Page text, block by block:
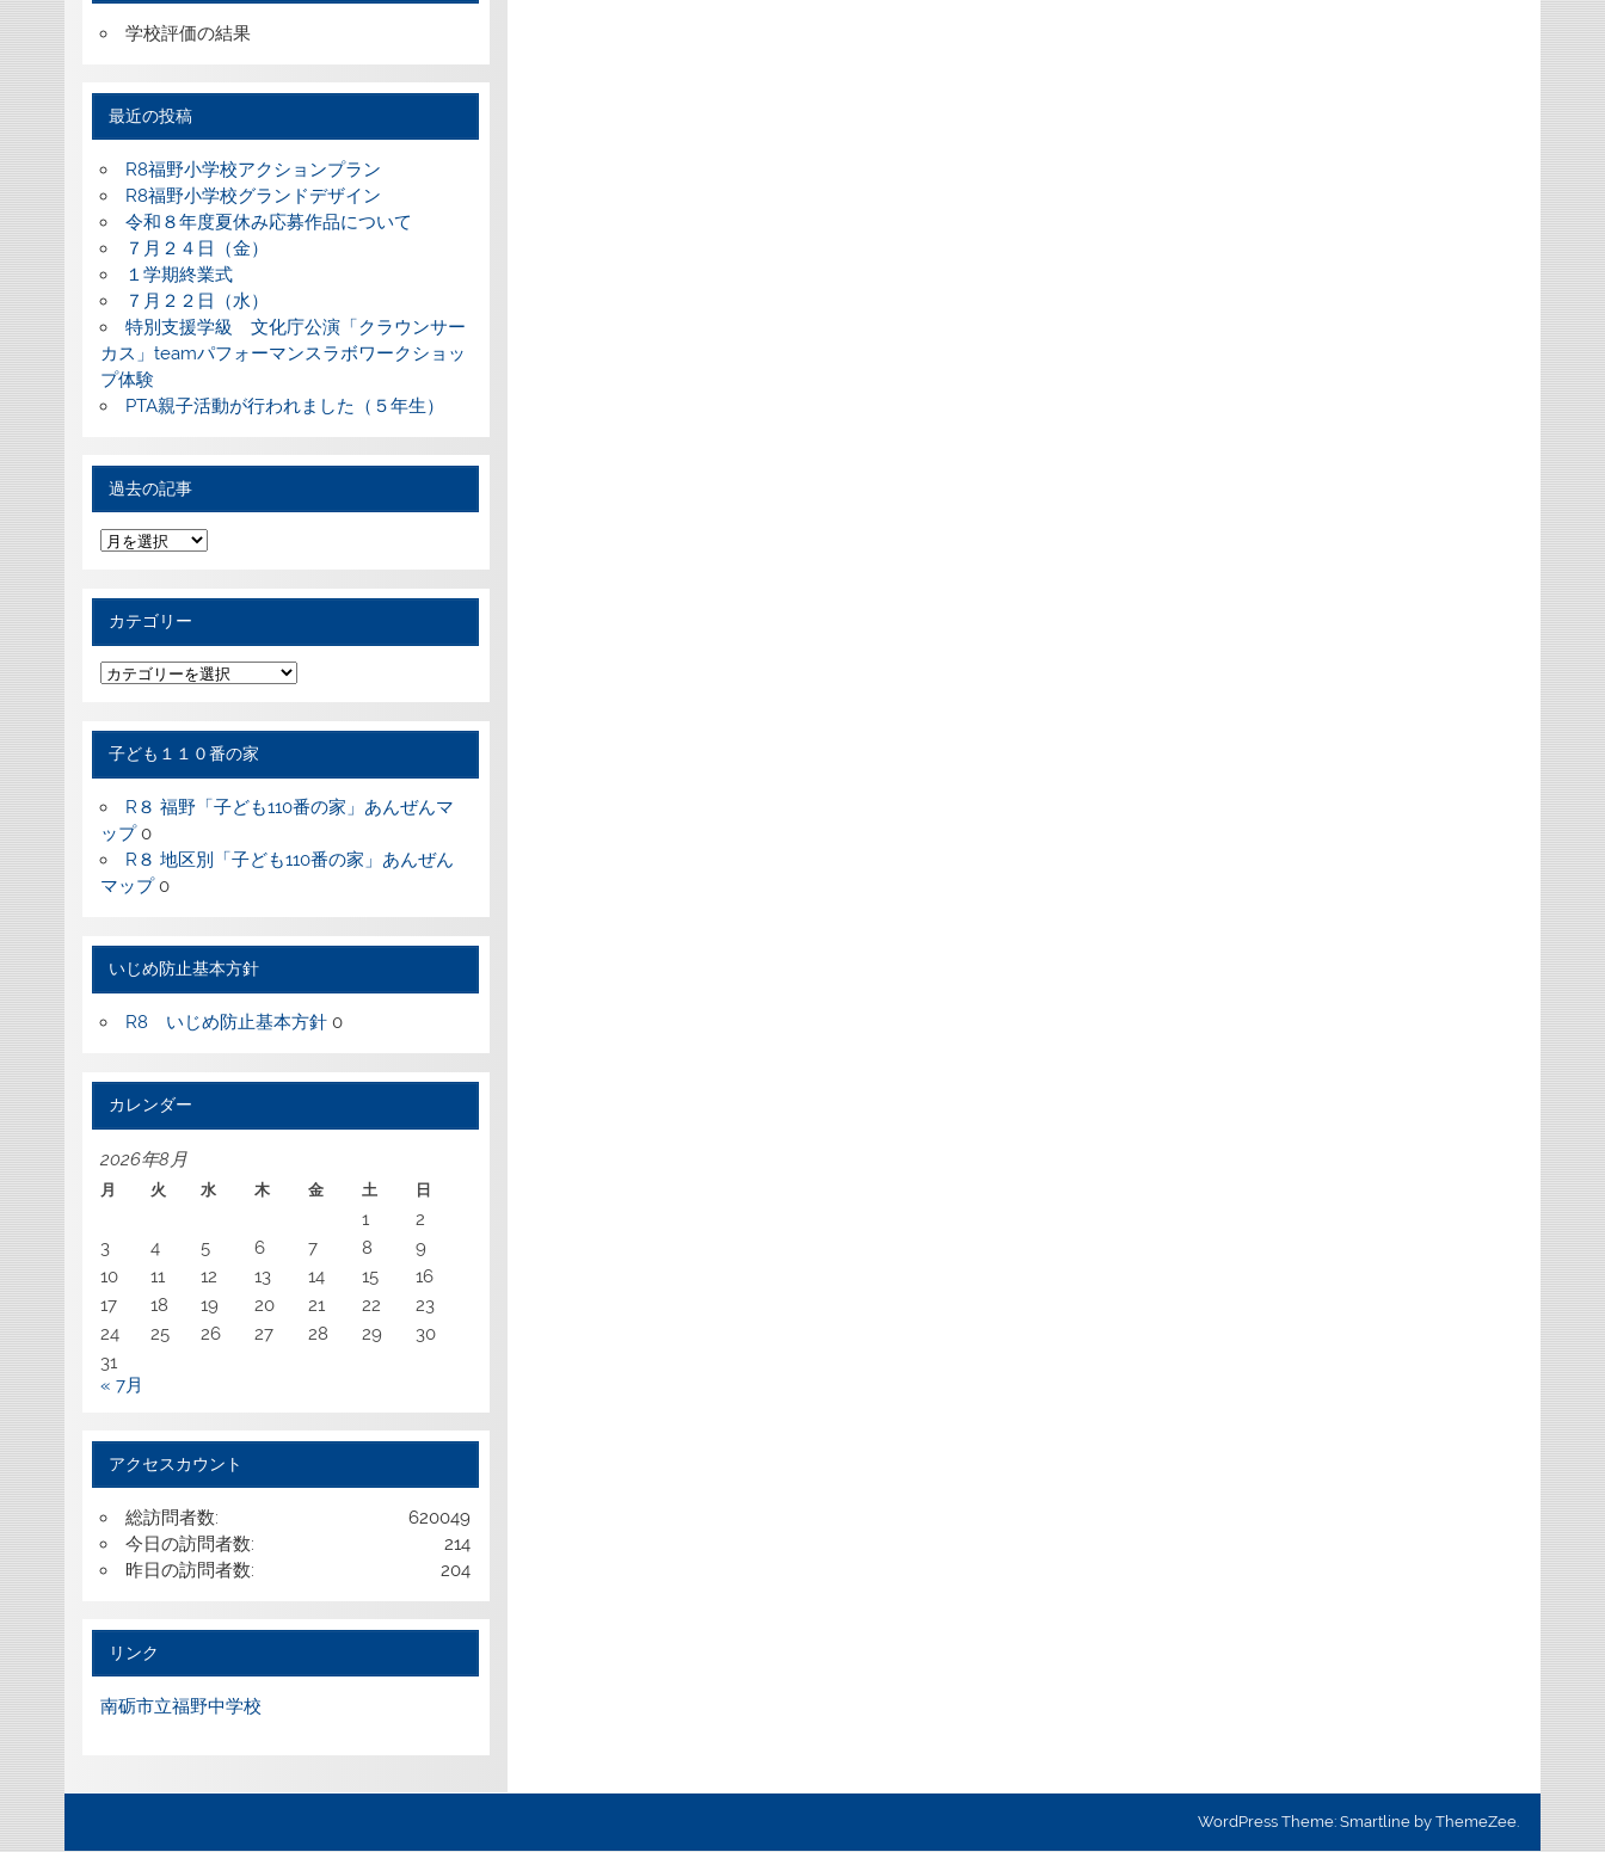
学校評価の結果
最近の投稿
R8福野小学校アクションプラン
R8福野小学校グランドデザイン
令和８年度夏休み応募作品について
７月２４日（金）
１学期終業式
７月２２日（水）
特別支援学級 文化庁公演「クラウンサー
カス」teamパフォーマンスラボワークショッ
プ体験
PTA親子活動が行われました（５年生）
過去の記事
過
去
カテゴリー
カ
テ
子ども１１０番の家
R８ 福野「子ども110番の家」あんぜんマ
ップ0
R８ 地区別「子ども110番の家」あんぜん
マップ0
いじめ防止基本方針
R8 いじめ防止基本方針 0
カレンダー
2026年8月
月 火 水 木 金 土 日
1
2
3
4 5 6 7 8
9
10
11 12 13 14 15
16
17
18 19 20 21 22
23
24
25 26 27 28 29
30
31
« 7月
アクセスカウント
620049
総訪問者数:
214
今日の訪問者数:
204
昨日の訪問者数:
リンク
南砺市立福野中学校
WordPress Theme: Smartline by ThemeZee.